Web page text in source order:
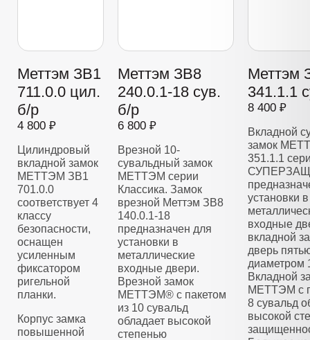
Меттэм ЗВ1
711.0.0 цил.
б/р
4 800 ₽
Цилиндровый
вкладной замок
МЕТТЭМ ЗВ1
701.0.0
соответствует 4
классу
безопасности,
оснащен
усиленным
фиксатором
ригельной
планки.
Корпус замка
повышенной
Меттэм ЗВ8
240.0.1-18 сув.
б/р
6 800 ₽
Врезной 10-
сувальдный замок
МЕТТЭМ серии
Классика. Замок
врезной Меттэм ЗВ8
140.0.1-18
предназначен для
установки в
металлические
входные двери.
Врезной замок
МЕТТЭМ® с пакетом
из 10 сувальд
обладает высокой
степенью
Меттэм
341.1.1
8 400 ₽
Вкладной
замок
351.1.1
установки в
входные
вкладной
дверь
диаметром
Вкладной
МЕТТЭМ с
8 сувальд
высокой